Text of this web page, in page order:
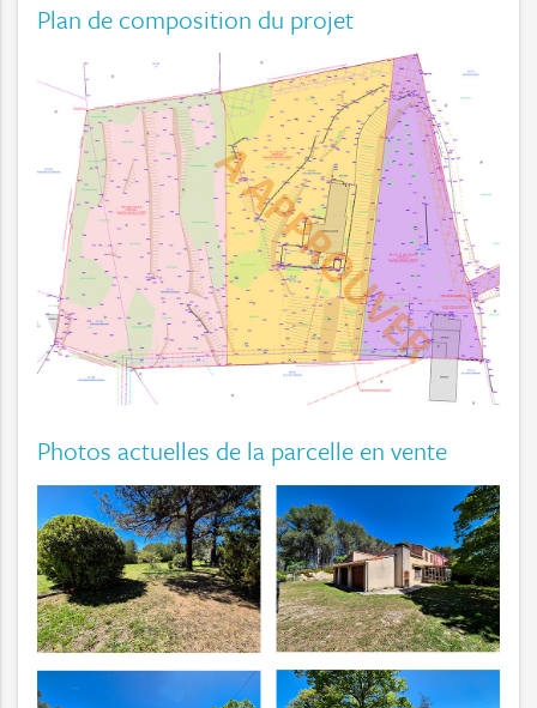
Plan de composition du projet
Photos actuelles de la parcelle en vente